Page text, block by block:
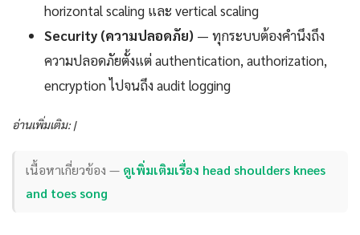
horizontal scaling และ vertical scaling
Security (ความปลอดภัย) — ทุกระบบต้องคำนึงถึง
ความปลอดภัยตั้งแต่ authentication, authorization,
encryption ไปจนถึง audit logging
อ่านเพิ่มเติม: |
เนื้อหาเกี่ยวข้อง — ดูเพิ่มเติมเรื่อง head shoulders knees
and toes song